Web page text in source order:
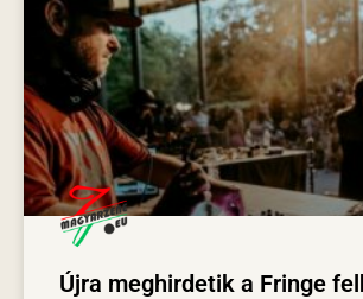
Újra meghirdetik a Fringe